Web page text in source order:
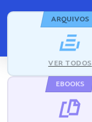
ARQUIVOS
VER TODOS
EBOOKS